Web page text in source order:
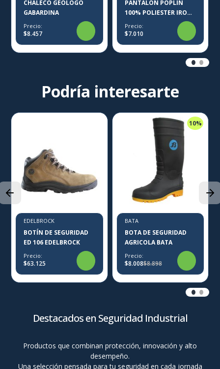
CHALECO GEOLOGO
GABARDINA
Precio:
$8.457
PANTALON POPLIN
100% POLIESTER IRON-
X
Precio:
$7.010
Podría interesarte
EDELBROCK
BOTÍN DE SEGURIDAD
ED 106 EDELBROCK
Precio:
$63.125
10%
BATA
BOTA DE SEGURIDAD
AGRICOLA BATA
Precio:
$8.008$8.898
Destacados en Seguridad Industrial
Productos que combinan protección, innovación y alto
desempeño.
Una selección pensada para tu seguridad en cada jornada